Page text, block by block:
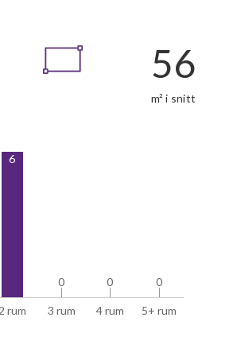
56
m² i snitt
2 rum 3 rum 4 rum 5+ rum
6
0
0 0
0 0
0